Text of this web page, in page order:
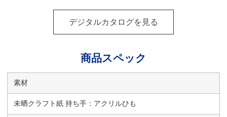
デジタルカタログを見る
商品スペック
素材
未晒クラフト紙 持ち手：アクリルひも